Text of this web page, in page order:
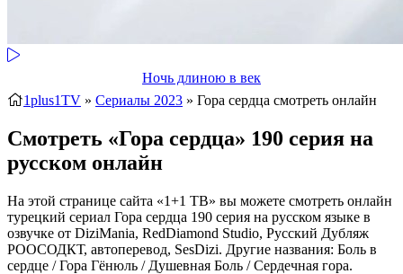
Ночь длиною в век
1plus1TV » Сериалы 2023 » Гора сердца смотреть онлайн
Смотреть «Гора сердца» 190 серия на
русском онлайн
На этой странице сайта «1+1 ТВ» вы можете смотреть онлайн
турецкий сериал Гора сердца 190 серия на русском языке в
озвучке от DiziMania, RedDiamond Studio, Русский Дубляж
РООСОДКТ, автоперевод, SesDizi. Другие названия: Боль в
сердце / Гора Гёнюль / Душевная Боль / Сердечная гора.